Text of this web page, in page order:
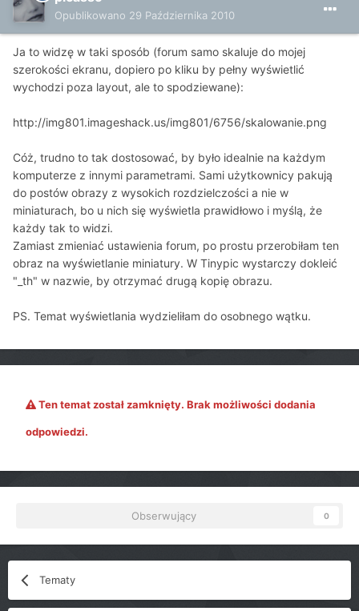
Opublikowano 29 Października 2010
Ja to widzę w taki sposób (forum samo skaluje do mojej
szerokości ekranu, dopiero po kliku by pełny wyświetlić
wychodzi poza layout, ale to spodziewane):
http://img801.imageshack.us/img801/6756/skalowanie.png
Cóż, trudno to tak dostosować, by było idealnie na każdym
komputerze z innymi parametrami. Sami użytkownicy pakują
do postów obrazy z wysokich rozdzielczości a nie w
miniaturach, bo u nich się wyświetla prawidłowo i myślą, że
każdy tak to widzi.
Zamiast zmieniać ustawienia forum, po prostu przerobiłam ten
obraz na wyświetlanie miniatury. W Tinypic wystarczy dokleić
"_th" w nazwie, by otrzymać drugą kopię obrazu.
PS. Temat wyświetlania wydzieliłam do osobnego wątku.
Ten temat został zamknięty. Brak możliwości dodania
odpowiedzi.
Obserwujący 0
Tematy